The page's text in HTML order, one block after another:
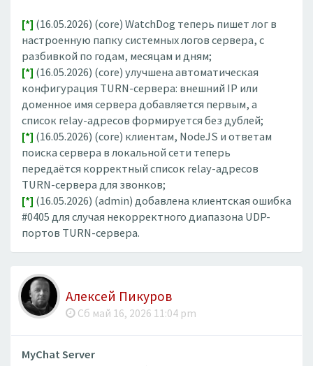
[*] (16.05.2026) (core) WatchDog теперь пишет лог в
настроенную папку системных логов сервера, с
разбивкой по годам, месяцам и дням;
[*] (16.05.2026) (core) улучшена автоматическая
конфигурация TURN-сервера: внешний IP или
доменное имя сервера добавляется первым, а
список relay-адресов формируется без дублей;
[*] (16.05.2026) (core) клиентам, NodeJS и ответам
поиска сервера в локальной сети теперь
передаётся корректный список relay-адресов
TURN-сервера для звонков;
[*] (16.05.2026) (admin) добавлена клиентская ошибка
#0405 для случая некорректного диапазона UDP-
портов TURN-сервера.
Алексей Пикуров
Сб май 16, 2026 11:04 pm
MyChat Server